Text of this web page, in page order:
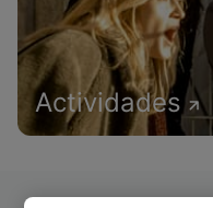
Actividades